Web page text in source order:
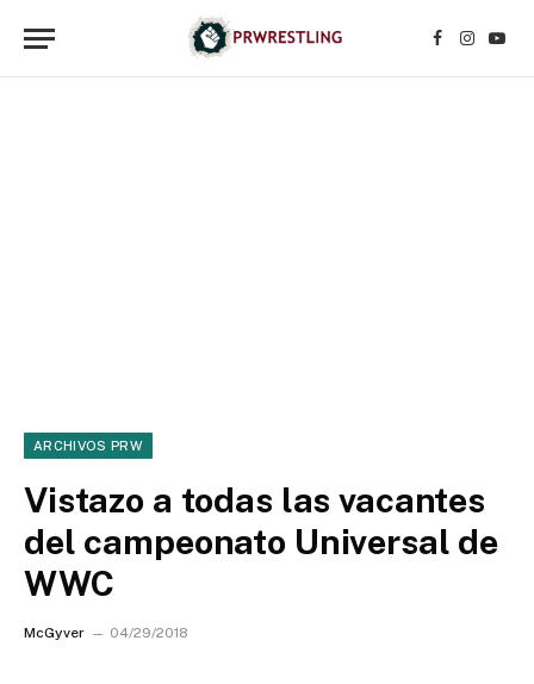
Facebook
ARCHIVOS PRW
Vistazo a todas las vacantes
del campeonato Universal de
WWC
McGyver 04/29/2018